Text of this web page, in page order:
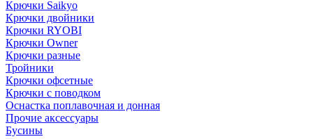
Крючки Saikyo
Крючки двойники
Крючки RYOBI
Крючки Owner
Крючки разные
Тройники
Крючки офсетные
Крючки с поводком
Оснастка поплавочная и донная
Прочие аксессуары
Бусины